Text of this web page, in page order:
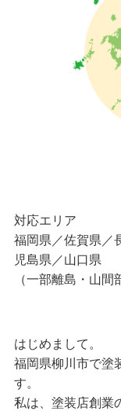
対応エリア
福岡県／佐賀県／
児島県／山口県
（一部離島・山間
はじめまして。
福岡県柳川市で塗
す。
私は、塗装店創業